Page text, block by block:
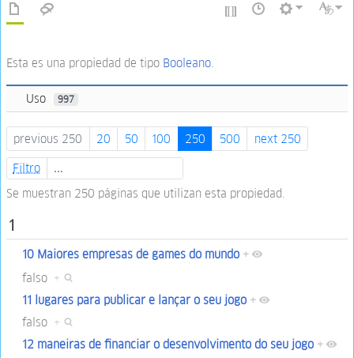
Esta es una propiedad de tipo Booleano.
Uso 997
previous 250 20 50 100 250 500
next 250
Filtro
Se muestran 250 páginas que utilizan esta propiedad.
1
10 Maiores empresas de games do mundo +
falso +
11 lugares para publicar e lançar o seu jogo +
falso +
12 maneiras de financiar o desenvolvimento do seu jogo +